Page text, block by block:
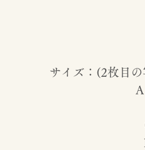
サイズ：(2枚目